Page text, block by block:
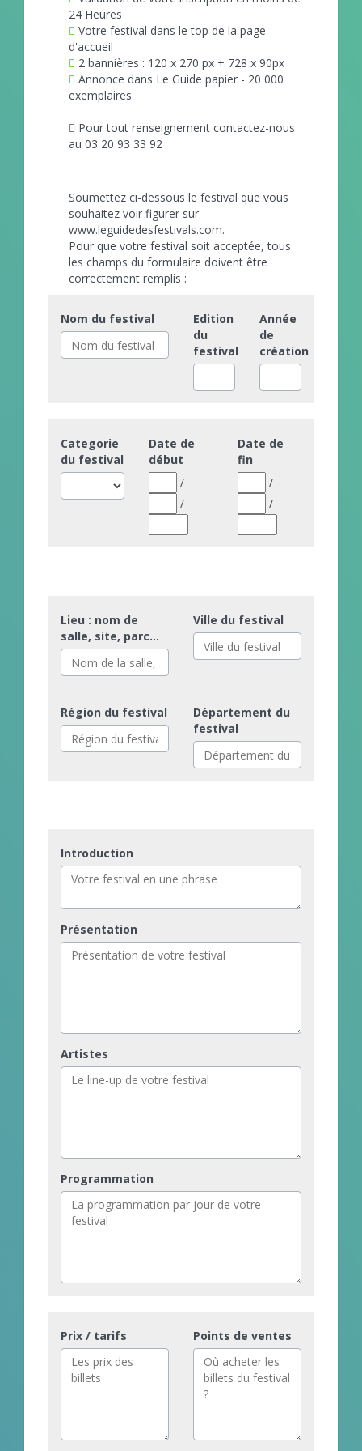
24 Heures
Votre festival dans le top de la page
d'accueil
2 bannières : 120 x 270 px + 728 x 90px
Annonce dans Le Guide papier - 20 000
exemplaires
Pour tout renseignement contactez-nous
au 03 20 93 33 92
Soumettez ci-dessous le festival que vous
souhaitez voir figurer sur
www.leguidedesfestivals.com.
Pour que votre festival soit acceptée, tous
les champs du formulaire doivent être
correctement remplis :
Nom du festival
Edition
du
festival
Année
de
création
Categorie
du festival
Date de
début
/
/
Date de
fin
/
/
Lieu : nom de
salle, site, parc...
Ville du festival
Région du festival
Département du
festival
Introduction
Présentation
Artistes
Programmation
Prix / tarifs Points de ventes